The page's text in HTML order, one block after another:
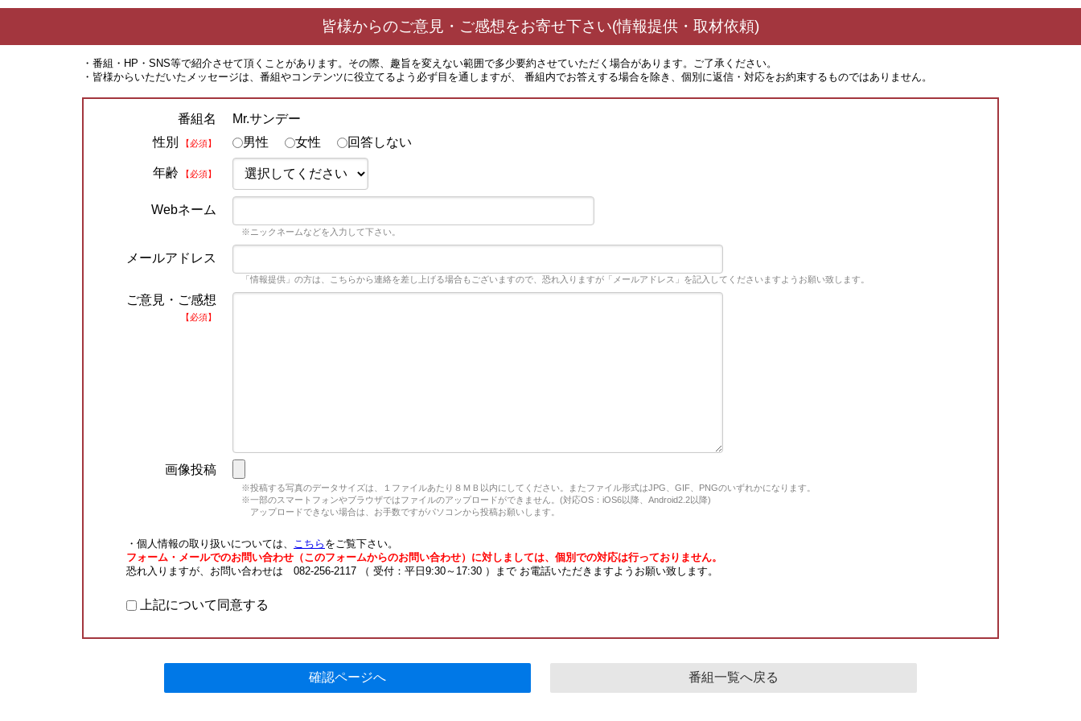
皆様からのご意見・ご感想をお寄せ下さい(情報提供・取材依頼)
・番組・HP・SNS等で紹介させて頂くことがあります。その際、趣旨を変えない範囲で多少要約させていただく場合があります。ご了承ください。
・皆様からいただいたメッセージは、番組やコンテンツに役立てるよう必ず目を通しますが、 番組内でお答えする場合を除き、個別に返信・対応をお約束するものではありません。
番組名
Mr.サンデー
性別
【必須】 男性 女性 回答しない
年齢 【必須】
Webネーム
※ニックネームなどを入力して下さい。
メールアドレス
「情報提供」の方は、こちらから連絡を差し上げる場合もございますので、恐れ入りますが「メールアドレス」を記入してくださいますようお願い致します。
ご意見・ご感想
【必須】
画像投稿
※投稿する写真のデータサイズは、１ファイルあたり８ＭＢ以内にしてください。またファイル形式はJPG、GIF、PNGのいずれかになります。
※一部のスマートフォンやブラウザではファイルのアップロードができません。(対応OS：iOS6以降、Android2.2以降)
アップロードできない場合は、お手数ですがパソコンから投稿お願いします。
・個人情報の取り扱いについては、 こちら をご覧下さい。
フォーム・メールでのお問い合わせ（このフォームからのお問い合わせ）に対しましては、個別での対応は行っておりません。
恐れ入りますが、お問い合わせは 082-256-2117 （ 受付：平日9:30～17:30 ）まで お電話いただきますようお願い致します。
上記について同意する
確認ページへ 番組一覧へ戻る